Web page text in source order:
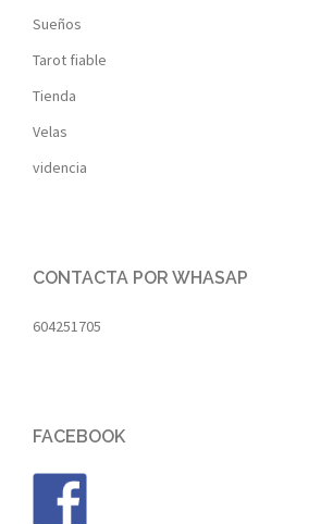
Sueños
Tarot fiable
Tienda
Velas
videncia
CONTACTA POR WHASAP
604251705
FACEBOOK